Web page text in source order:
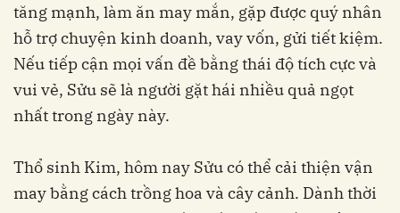
tăng mạnh, làm ăn may mắn, gặp được quý nhân
hỗ trợ chuyện kinh doanh, vay vốn, gửi tiết kiệm.
Nếu tiếp cận mọi vấn đề bằng thái độ tích cực và
vui vẻ, Sửu sẽ là người gặt hái nhiều quả ngọt
nhất trong ngày này.
Thổ sinh Kim, hôm nay Sửu có thể cải thiện vận
may bằng cách trồng hoa và cây cảnh. Dành thời